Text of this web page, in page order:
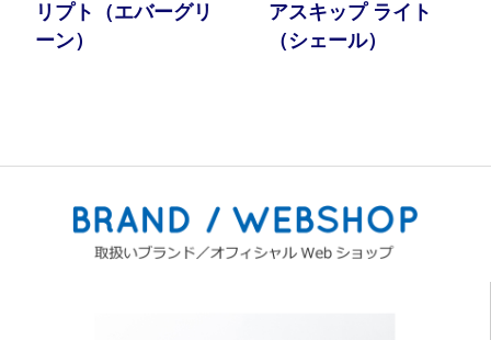
リプト（エバーグリ
ーン）
アスキップ ライト
（シェール）